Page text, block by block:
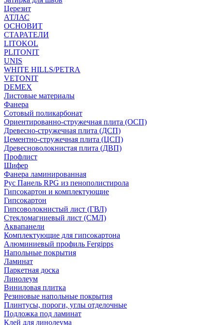
Церезит
АТЛАС
ОСНОВИТ
СТАРАТЕЛИ
LITOKOL
PLITONIT
UNIS
WHITE HILLS/PETRA
VETONIT
DEMEX
Листовые материалы
Фанера
Сотовый поликарбонат
Ориентированно-стружечная плита (ОСП)
Древесно-стружечная плита (ДСП)
Цементно-стружечная плита (ЦСП)
Древесноволокнистая плита (ДВП)
Профлист
Шифер
Фанера ламинированная
Рус Панель RPG из пенополистирола
Гипсокартон и комплектующие
Гипсокартон
Гипсоволокнистый лист (ГВЛ)
Стекломагниевый лист (СМЛ)
Аквапанели
Комплектующие для гипсокартона
Алюминиевый профиль Fergipps
Напольные покрытия
Ламинат
Паркетная доска
Линолеум
Виниловая плитка
Резиновые напольные покрытия
Плинтусы, пороги, углы отделочные
Подложка под ламинат
Клей для линолеума